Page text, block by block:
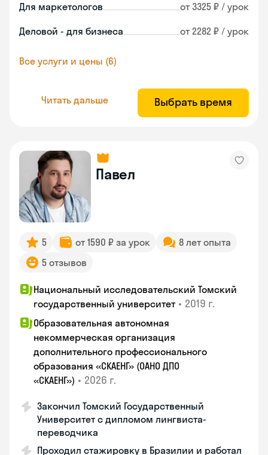
Для маркетологов от 3325 ₽ / урок
Деловой - для бизнеса от 2282 ₽ / урок
Все услуги и цены (6)
Читать дальше Выбрать время
Павел
5 от 1590 ₽ за урок
8 лет опыта
5 отзывов
Национальный исследовательский Томский
государственный университет • 2019 г.
Образовательная автономная
некоммерческая организация
дополнительного профессионального
образования «СКАЕНГ» (ОАНО ДПО
«СКАЕНГ») • 2026 г.
Закончил Томский Государственный
Университет с дипломом лингвиста-
переводчика
Проходил стажировку в Бразилии и работал